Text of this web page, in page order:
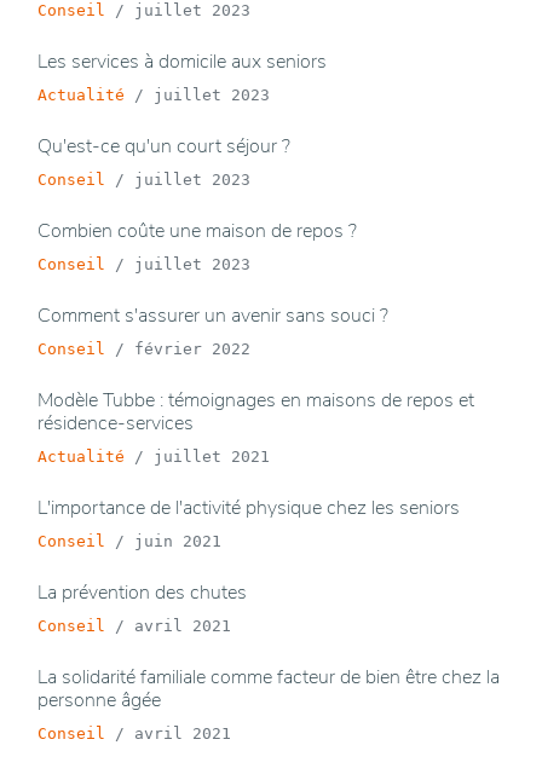
Conseil / juillet 2023
Les services à domicile aux seniors
Actualité / juillet 2023
Qu'est-ce qu'un court séjour ?
Conseil / juillet 2023
Combien coûte une maison de repos ?
Conseil / juillet 2023
Comment s'assurer un avenir sans souci ?
Conseil / février 2022
Modèle Tubbe : témoignages en maisons de repos et
résidence-services
Actualité / juillet 2021
L'importance de l'activité physique chez les seniors
Conseil / juin 2021
La prévention des chutes
Conseil / avril 2021
La solidarité familiale comme facteur de bien être chez la
personne âgée
Conseil / avril 2021